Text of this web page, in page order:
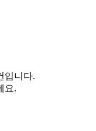
입니다.
요.